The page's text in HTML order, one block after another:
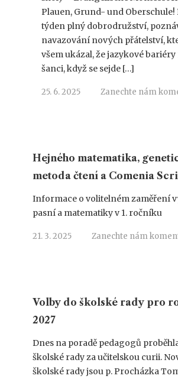
Plauen, Grund- und Oberschule!
týden plný dobrodružství,
navazování nových přátelství,
všem ukázal, že jazykové
šanci, když se sejde […]
25. 6. 2025 Zanechte nám
Hejného matematika,
metoda čtení a Comenia
Informace o volitelném zaměření
pasní a matematiky v 1. ročníku
21. 3. 2025 Zanechte nám
Volby do školské rady pro
2027
Dnes na poradě pedagogů
školské rady za učitelskou curii.
školské rady jsou p. Procházka